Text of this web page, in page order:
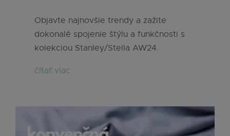
Objavte najnovšie trendy a zažite
dokonalé spojenie štýlu a funkčnosti s
kolekciou Stanley/Stella AW24.
čítať viac